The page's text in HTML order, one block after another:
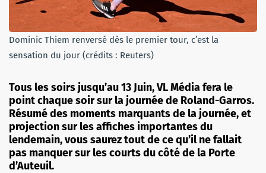
Dominic Thiem renversé dès le premier tour, c’est la
sensation du jour (crédits : Reuters)
Tous les soirs jusqu’au 13 Juin, VL Média fera le
point chaque soir sur la journée de Roland-Garros.
Résumé des moments marquants de la journée, et
projection sur les affiches importantes du
lendemain, vous saurez tout de ce qu’il ne fallait
pas manquer sur les courts du côté de la Porte
d’Auteuil.